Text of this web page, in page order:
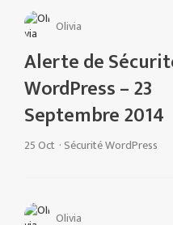
Olivia
Alerte de
WordPress – 23
Septembre 2014
25 Oct · Sécurité WordPress
Olivia